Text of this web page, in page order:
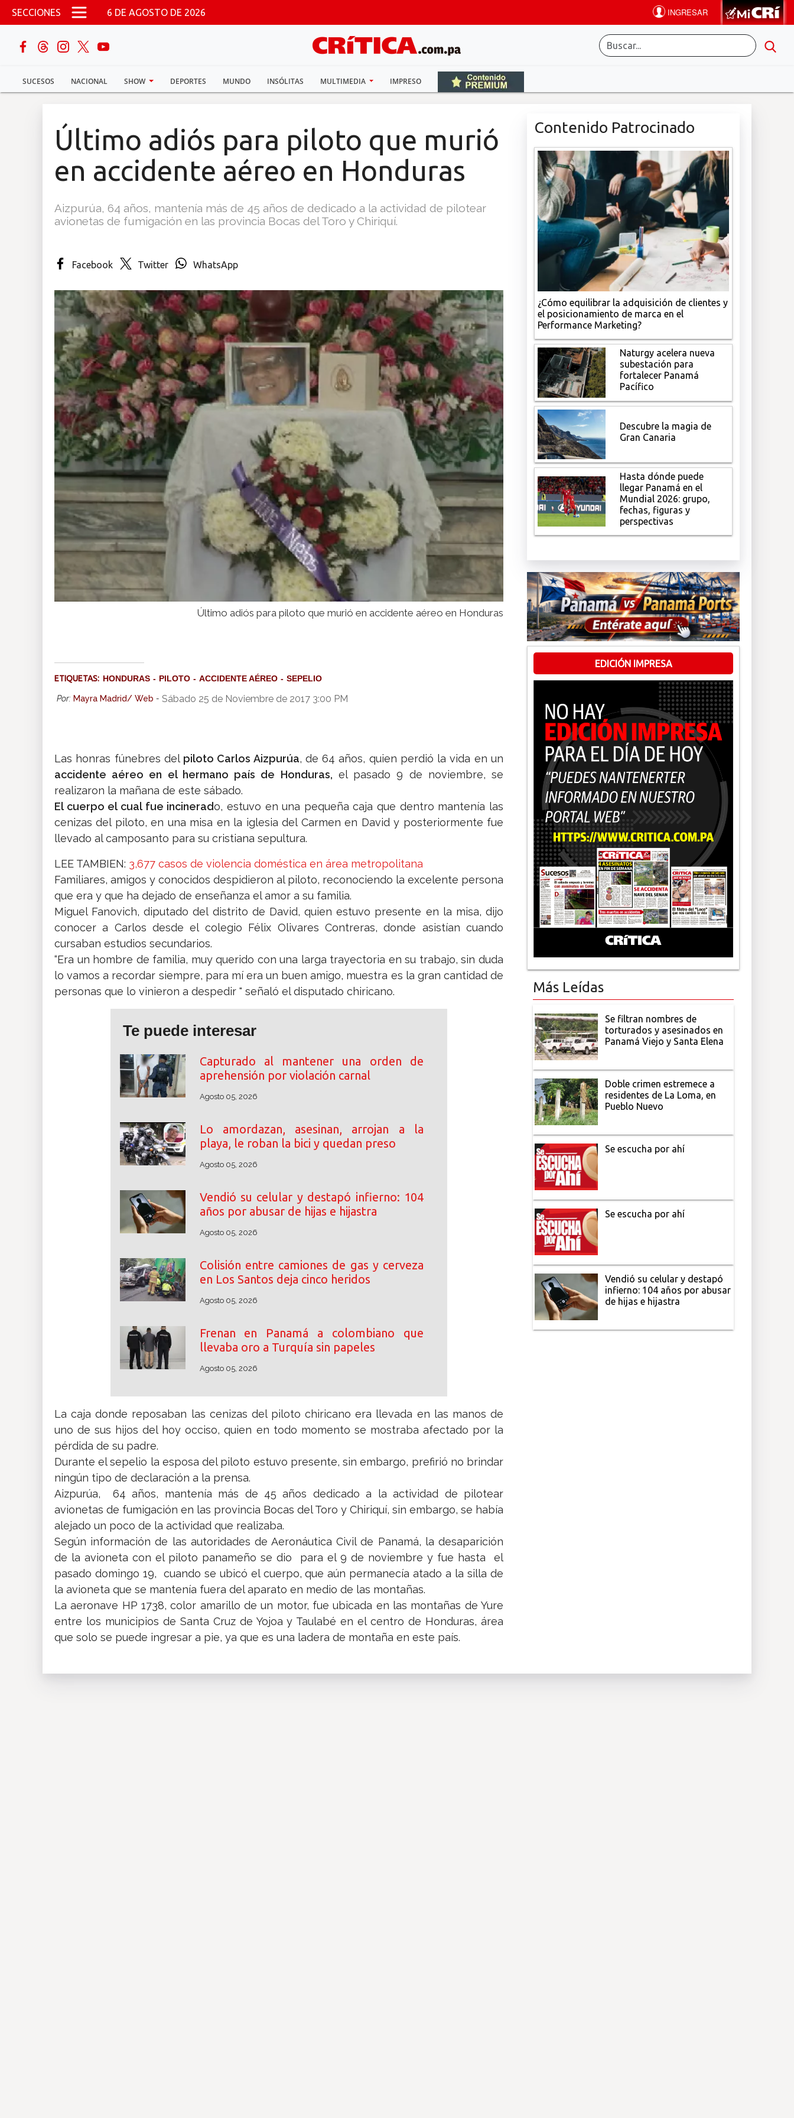
Pasar al contenido principal
SECCIONES 6 DE AGOSTO DE 2026
SUCESOS NACIONAL SHOW DEPORTES MUNDO INSÓLITAS MULTIMEDIA IMPRESO
buscar
Sucesos
Último adiós para piloto que murió
en accidente aéreo en Honduras
Aizpurúa, 64 años, mantenía más de 45 años de dedicado a la actividad de pilotear
avionetas de fumigación en las provincia Bocas del Toro y Chiriquí.
Facebook Twitter WhatsApp
Último adiós para piloto que murió en accidente aéreo en Honduras
ETIQUETAS: HONDURAS PILOTO ACCIDENTE AÉREO SEPELIO
Por: Mayra Madrid/ Web - Sábado 25 de Noviembre de 2017 3:00 PM
Las honras fúnebres del piloto Carlos Aizpurúa, de 64 años, quien perdió la vida en un
accidente aéreo en el hermano país de Honduras, el pasado 9 de noviembre, se
realizaron la mañana de este sábado.
El cuerpo el cual fue incinerado, estuvo en una pequeña caja que dentro mantenía las
cenizas del piloto, en una misa en la iglesia del Carmen en David y posteriormente fue
llevado al camposanto para su cristiana sepultura.
LEE TAMBIEN: 3,677 casos de violencia doméstica en área metropolitana
Familiares, amigos y conocidos despidieron al piloto, reconociendo la excelente persona
que era y que ha dejado de enseñanza el amor a su familia.
Miguel Fanovich, diputado del distrito de David, quien estuvo presente en la misa, dijo
conocer a Carlos desde el colegio Félix Olivares Contreras, donde asistían cuando
cursaban estudios secundarios.
“Era un hombre de familia, muy querido con una larga trayectoria en su trabajo, sin duda
lo vamos a recordar siempre, para mí era un buen amigo, muestra es la gran cantidad de
personas que lo vinieron a despedir " señaló el disputado chiricano.
Te puede interesar
Capturado al mantener una orden de
aprehensión por violación carnal
Agosto 05, 2026
Lo amordazan, asesinan, arrojan a la
playa, le roban la bici y quedan preso
Agosto 05, 2026
Vendió su celular y destapó infierno: 104
años por abusar de hijas e hijastra
Agosto 05, 2026
Colisión entre camiones de gas y cerveza
en Los Santos deja cinco heridos
Agosto 05, 2026
Frenan en Panamá a colombiano que
llevaba oro a Turquía sin papeles
Agosto 05, 2026
La caja donde reposaban las cenizas del piloto chiricano era llevada en las manos de
uno de sus hijos del hoy occiso, quien en todo momento se mostraba afectado por la
pérdida de su padre.
Durante el sepelio la esposa del piloto estuvo presente, sin embargo, prefirió no brindar
ningún tipo de declaración a la prensa.
Aizpurúa, 64 años, mantenía más de 45 años dedicado a la actividad de pilotear
avionetas de fumigación en las provincia Bocas del Toro y Chiriquí, sin embargo, se había
alejado un poco de la actividad que realizaba.
Según información de las autoridades de Aeronáutica Civil de Panamá, la desaparición
de la avioneta con el piloto panameño se dio para el 9 de noviembre y fue hasta el
pasado domingo 19, cuando se ubicó el cuerpo, que aún permanecía atado a la silla de
la avioneta que se mantenía fuera del aparato en medio de las montañas.
La aeronave HP 1738, color amarillo de un motor, fue ubicada en las montañas de Yure
entre los municipios de Santa Cruz de Yojoa y Taulabé en el centro de Honduras, área
que solo se puede ingresar a pie, ya que es una ladera de montaña en este país.
Contenido Patrocinado
¿Cómo equilibrar la adquisición de clientes y
el posicionamiento de marca en el
Performance Marketing?
Naturgy acelera nueva
subestación para
fortalecer Panamá
Pacífico
Descubre la magia de
Gran Canaria
Hasta dónde puede
llegar Panamá en el
Mundial 2026: grupo,
fechas, figuras y
perspectivas
EDICIÓN IMPRESA
Más Leídas
Se filtran nombres de
torturados y asesinados en
Panamá Viejo y Santa Elena
Doble crimen estremece a
residentes de La Loma, en
Pueblo Nuevo
Se escucha por ahí
Se escucha por ahí
Vendió su celular y destapó
infierno: 104 años por abusar
de hijas e hijastra